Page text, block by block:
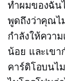
ทำผมของฉัน
พูดถึงว่าคุณไ
กำลังให้ควา
น้อย และเขา
คาร์ดิโอบนไ